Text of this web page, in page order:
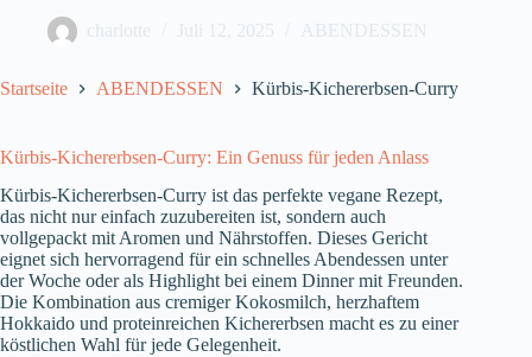
charlotte Juli 12, 2025 ABENDESSEN
Startseite ABENDESSEN Kürbis-Kichererbsen-Curry
Kürbis-Kichererbsen-Curry: Ein Genuss für jeden Anlass
Kürbis-Kichererbsen-Curry ist das perfekte vegane Rezept,
das nicht nur einfach zuzubereiten ist, sondern auch
vollgepackt mit Aromen und Nährstoffen. Dieses Gericht
eignet sich hervorragend für ein schnelles Abendessen unter
der Woche oder als Highlight bei einem Dinner mit Freunden.
Die Kombination aus cremiger Kokosmilch, herzhaftem
Hokkaido und proteinreichen Kichererbsen macht es zu einer
köstlichen Wahl für jede Gelegenheit.